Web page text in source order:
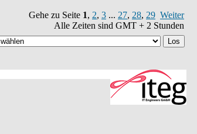
Gehe zu Seite 1, 2, 3 ... 27, 28, 29 Weiter
Alle Zeiten sind GMT + 2 Stunden